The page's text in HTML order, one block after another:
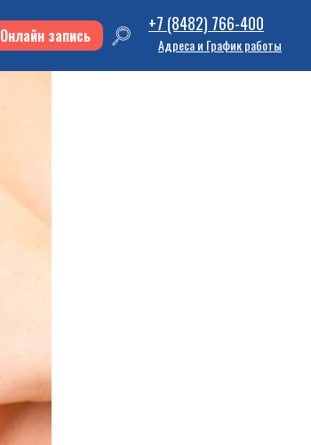
+7 (8482) 766-400
Адреса и График работы
Онлайн запись